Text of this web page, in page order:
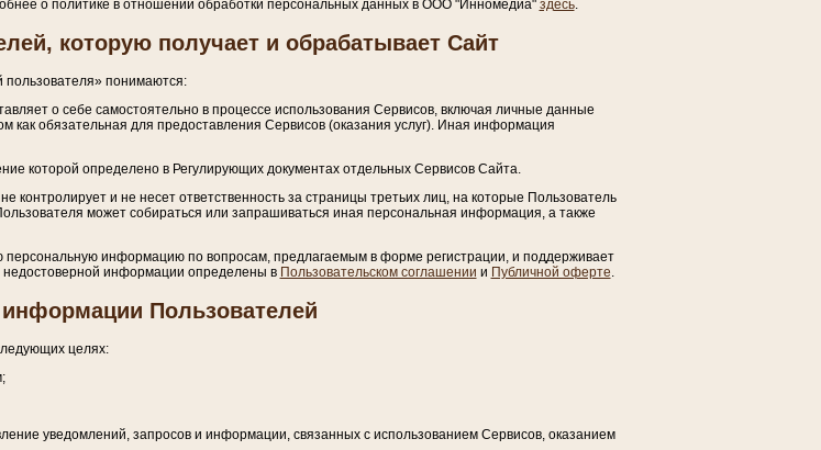
о политике в отношении обработки персональных данных в ООО "Инномедиа" здесь.
которую получает и обрабатывает Сайт
понимаются:
о себе самостоятельно в процессе использования Сервисов, включая личные данные
обязательная для предоставления Сервисов (оказания услуг). Иная информация
которой определено в Регулирующих документах отдельных Сервисов Сайта.
и не несет ответственность за страницы третьих лиц, на которые Пользователь
может собираться или запрашиваться иная персональная информация, а также
персональную информацию по вопросам, предлагаемым в форме регистрации, и поддерживает
недостоверной информации определены в Пользовательском соглашении и Публичной оферте.
Пользователей
целях:
уведомлений, запросов и информации, связанных с использованием Сервисов, оказанием